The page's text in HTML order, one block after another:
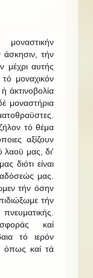
άσκησιν, τήν
μέχρι αυτής
μοναχικόν
άκτινοβολία
μοναστήρια
τό θέμα
αξίζουν
λαοϋ μας, δι'
διότι είναι
μας.
τήν όσην
τήν
καί
τό ιερόν
όπως καί τά